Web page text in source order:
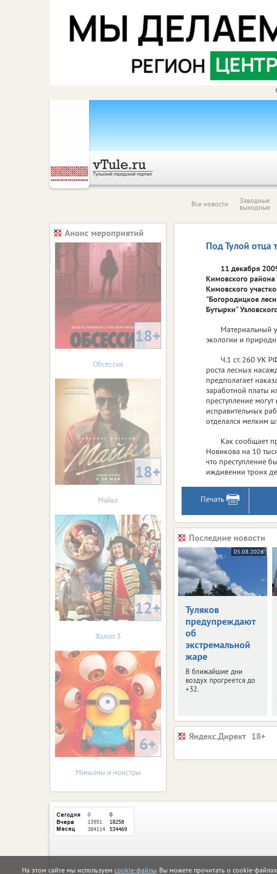
На этом сайте мы используем cookie-файлы. Вы можете прочитать о cookie-
Все новости Заводные
выходные
Под Тулой отца
11 декабря
Кимовского района
Кимовского
"Богородицкое
Бутырки"
Материальный
экологии и
Ч.1 ст. 260 УК
роста лесных
предполагает
заработной платы
преступление
исправительных
отделался мелким
Как сообщает
Новикова на 10
что преступление
иждивении троих
Печать
Последние новости
05.08.2026
Туляков
предупреждают
об
экстремальной
жаре
В ближайшие дни
воздух прогреется до
+32.
Яндекс.Директ
Анонс мероприятий
18+
Обсессия
18+
Майкл
12+
Холоп 3
6+
Миньоны и монстры